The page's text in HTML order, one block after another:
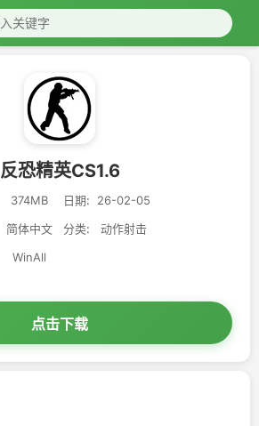
反恐精英CS1.6
374MB 日期:
26-02-05
简体中文 分类:
动作射击
WinAll
点击下载